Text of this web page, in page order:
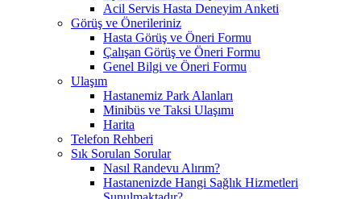
Acil Servis Hasta Deneyim Anketi
Görüş ve Önerileriniz
Hasta Görüş ve Öneri Formu
Çalışan Görüş ve Öneri Formu
Genel Bilgi ve Öneri Formu
Ulaşım
Hastanemiz Park Alanları
Minibüs ve Taksi Ulaşımı
Harita
Telefon Rehberi
Sık Sorulan Sorular
Nasıl Randevu Alırım?
Hastanenizde Hangi Sağlık Hizmetleri